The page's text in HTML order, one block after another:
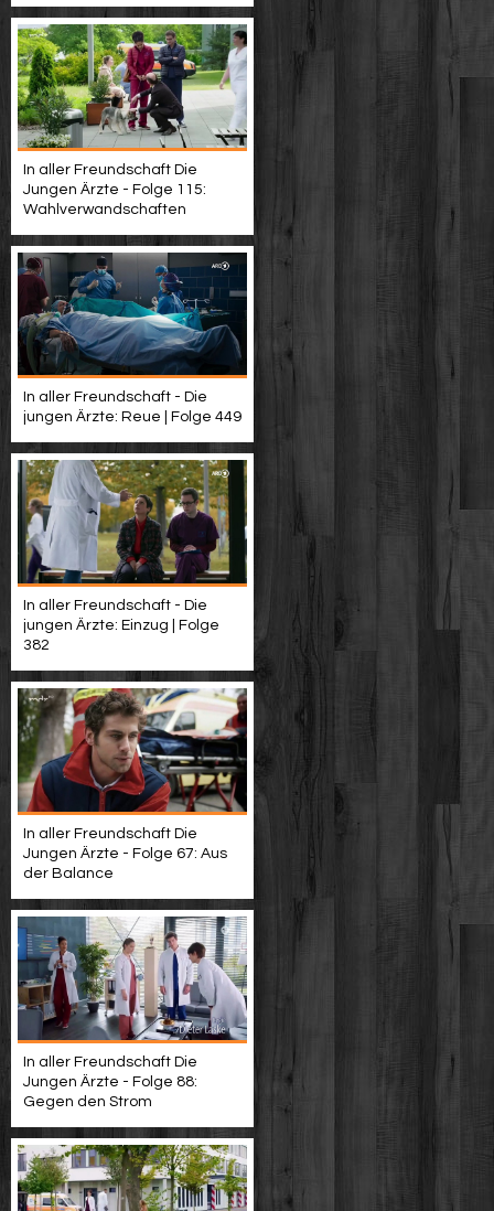
In aller Freundschaft Die
Jungen Ärzte - Folge 115:
Wahlverwandschaften
In aller Freundschaft - Die
jungen Ärzte: Reue | Folge 449
In aller Freundschaft - Die
jungen Ärzte: Einzug | Folge
382
In aller Freundschaft Die
Jungen Ärzte - Folge 67: Aus
der Balance
In aller Freundschaft Die
Jungen Ärzte - Folge 88:
Gegen den Strom